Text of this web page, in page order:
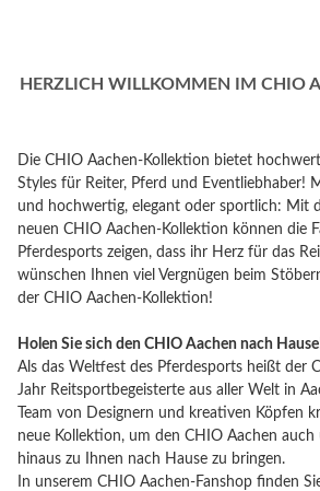
HERZLICH WILLKOMMEN IM CHIO
Die CHIO Aachen-Kollektion bietet
Styles für Reiter, Pferd und Eventliebhaber!
und hochwertig, elegant oder sportlich: Mit
neuen CHIO Aachen-Kollektion können die
Pferdesports zeigen, dass ihr Herz für das
wünschen Ihnen viel Vergnügen beim
der CHIO Aachen-Kollektion!
Holen Sie sich den CHIO Aachen nach
Als das Weltfest des Pferdesports heißt der
Jahr Reitsportbegeisterte aus aller Welt in
Team von Designern und kreativen Köpfen
neue Kollektion, um den CHIO Aachen
hinaus zu Ihnen nach Hause zu bringen.
In unserem CHIO Aachen-Fanshop finden